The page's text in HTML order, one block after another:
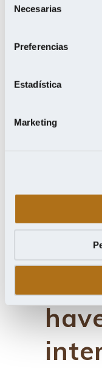
Necesarias
Preferencias
Estadística
Marketing